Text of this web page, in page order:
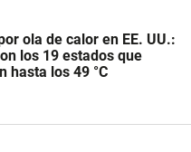
ola de calor en EE. UU.:
los 19 estados que
hasta los 49 °C